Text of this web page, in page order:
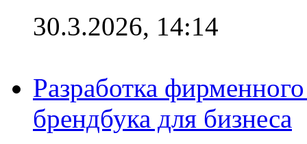
30.3.2026, 14:14
Разработка
брендбука для бизнеса